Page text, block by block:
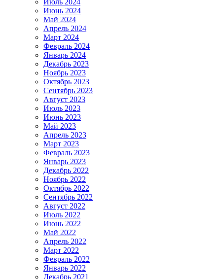
Июль 2024
Июнь 2024
Май 2024
Апрель 2024
Март 2024
Февраль 2024
Январь 2024
Декабрь 2023
Ноябрь 2023
Октябрь 2023
Сентябрь 2023
Август 2023
Июль 2023
Июнь 2023
Май 2023
Апрель 2023
Март 2023
Февраль 2023
Январь 2023
Декабрь 2022
Ноябрь 2022
Октябрь 2022
Сентябрь 2022
Август 2022
Июль 2022
Июнь 2022
Май 2022
Апрель 2022
Март 2022
Февраль 2022
Январь 2022
Декабрь 2021